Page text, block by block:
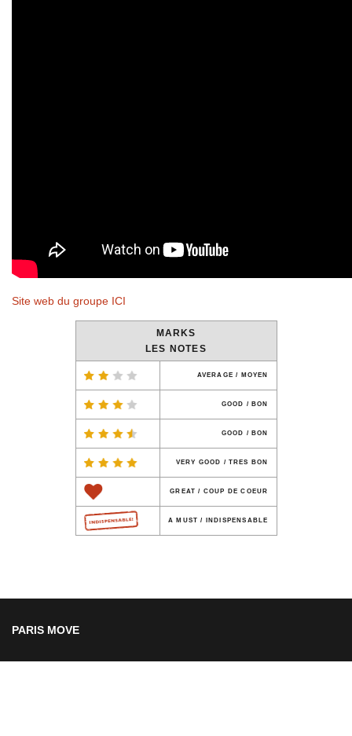
Site web du groupe ICI
MARKS
LES NOTES
AVERAGE / MOYEN
GOOD / BON
GOOD / BON
VERY GOOD / TRES BON
GREAT / COUP DE COEUR
A MUST / INDISPENSABLE
PARIS MOVE